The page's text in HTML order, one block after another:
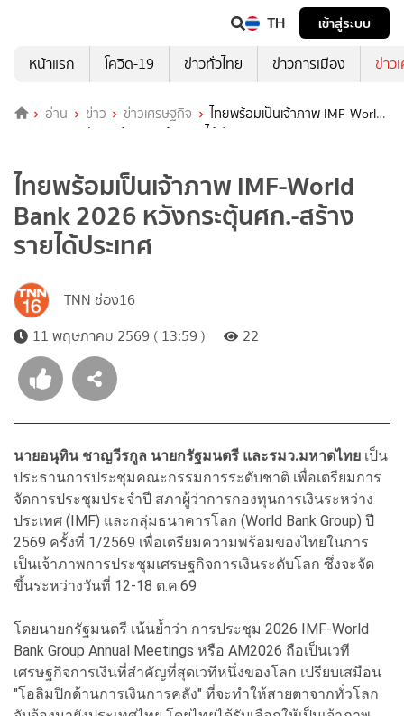
TH
เข้าสู่ระบบ
หน้าแรก
โควิด-19 ข่าวทั่วไทย ข่าวการเมือง ข่าว
อ่าน ข่าว ข่าวเศรษฐกิจ
ไทยพร้อมเป็นเจ้าภาพ IMF-World
Bank 2026 หวังกระตุ้นศก.-สร้างรายได้ประเทศ
ไทยพร้อมเป็นเจ้าภาพ IMF-World
Bank 2026 หวังกระตุ้นศก.-สร้าง
รายได้ประเทศ
TNN ช่อง16
11 พฤษภาคม 2569 ( 13:59 )
22
นายอนุทิน ชาญวีรกูล นายกรัฐมนตรี และรมว.มหาดไทย เป็น
ประธานการประชุมคณะกรรมการระดับชาติ เพื่อเตรียมการ
จัดการประชุมประจำปี สภาผู้ว่าการกองทุนการเงินระหว่าง
ประเทศ (IMF) และกลุ่มธนาคารโลก (World Bank Group) ปี
2569 ครั้งที่ 1/2569 เพื่อเตรียมความพร้อมของไทยในการ
เป็นเจ้าภาพการประชุมเศรษฐกิจการเงินระดับโลก ซึ่งจะจัด
ขึ้นระหว่างวันที่ 12-18 ต.ค.69
โดยนายกรัฐมนตรี เน้นย้ำว่า การประชุม 2026 IMF-World
Bank Group Annual Meetings หรือ AM2026 ถือเป็นเวที
เศรษฐกิจการเงินที่สำคัญที่สุดเวทีหนึ่งของโลก เปรียบเสมือน
"โอลิมปิกด้านการเงินการคลัง" ที่จะทำให้สายตาจากทั่วโลก